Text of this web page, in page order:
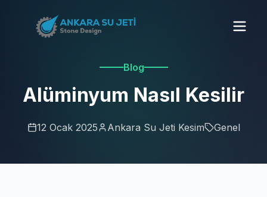
Blog
Alüminyum Nasıl Kesilir
12 Ocak 2025 Ankara Su Jeti Kesim Genel